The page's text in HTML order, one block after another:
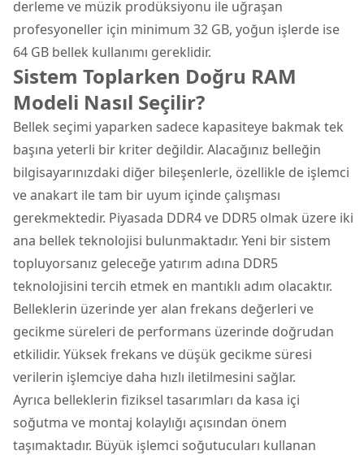
derleme ve müzik prodüksiyonu ile uğraşan
profesyoneller için minimum 32 GB, yoğun işlerde ise
64 GB bellek kullanımı gereklidir.
Sistem Toplarken Doğru RAM
Modeli Nasıl Seçilir?
Bellek seçimi yaparken sadece kapasiteye bakmak tek
başına yeterli bir kriter değildir. Alacağınız belleğin
bilgisayarınızdaki diğer bileşenlerle, özellikle de işlemci
ve anakart ile tam bir uyum içinde çalışması
gerekmektedir. Piyasada DDR4 ve DDR5 olmak üzere iki
ana bellek teknolojisi bulunmaktadır. Yeni bir sistem
topluyorsanız geleceğe yatırım adına DDR5
teknolojisini tercih etmek en mantıklı adım olacaktır.
Belleklerin üzerinde yer alan frekans değerleri ve
gecikme süreleri de performans üzerinde doğrudan
etkilidir. Yüksek frekans ve düşük gecikme süresi
verilerin işlemciye daha hızlı iletilmesini sağlar.
Ayrıca belleklerin fiziksel tasarımları da kasa içi
soğutma ve montaj kolaylığı açısından önem
taşımaktadır. Büyük işlemci soğutucuları kullanan